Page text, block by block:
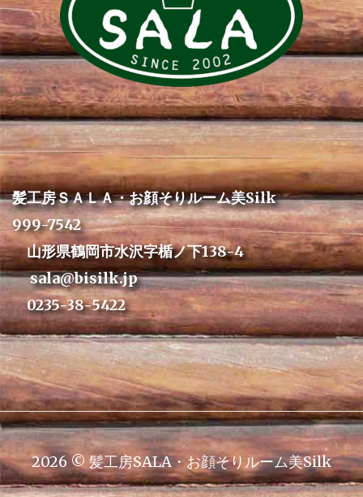
髪工房ＳＡＬＡ・お顔そりルーム美Silk
999-7542
山形県鶴岡市水沢字楯ノ下138-4
sala@bisilk.jp
0235-38-5422
2026 © 髪工房SALA・お顔そりルーム美Silk